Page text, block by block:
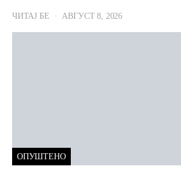
ЧИТАЈ БЕ АВГУСТ 8, 2026
ОПУШТЕНО